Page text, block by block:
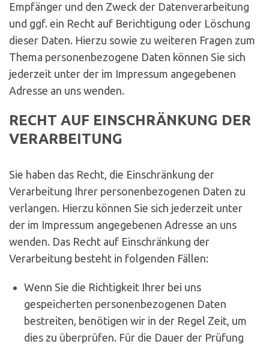
Empfänger und den Zweck der Datenverarbeitung
und ggf. ein Recht auf Berichtigung oder Löschung
dieser Daten. Hierzu sowie zu weiteren Fragen zum
Thema personenbezogene Daten können Sie sich
jederzeit unter der im Impressum angegebenen
Adresse an uns wenden.
RECHT AUF EINSCHRÄNKUNG DER
VERARBEITUNG
Sie haben das Recht, die Einschränkung der
Verarbeitung Ihrer personenbezogenen Daten zu
verlangen. Hierzu können Sie sich jederzeit unter
der im Impressum angegebenen Adresse an uns
wenden. Das Recht auf Einschränkung der
Verarbeitung besteht in folgenden Fällen:
Wenn Sie die Richtigkeit Ihrer bei uns
gespeicherten personenbezogenen Daten
bestreiten, benötigen wir in der Regel Zeit, um
dies zu überprüfen. Für die Dauer der Prüfung